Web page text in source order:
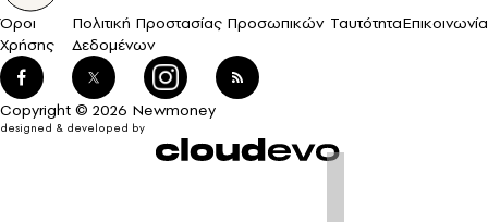
Όροι
Χρήσης
Πολιτική Προστασίας Προσωπικών
Δεδομένων
ΤαυτότηταΕπικοινωνία
Copyright © 2026 Newmoney
designed & developed by